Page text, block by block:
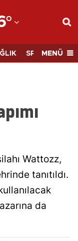
°
SPORMENÜ
Wattozz,
tanıtıldı.
da